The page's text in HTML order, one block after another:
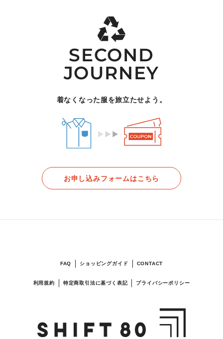
SECOND
JOURNEY
着なくなった服を旅立たせよう。
お申し込みフォームはこちら
FAQ ショッピングガイド CONTACT
利用規約 特定商取引法に基づく表記 プライバシーポリシー